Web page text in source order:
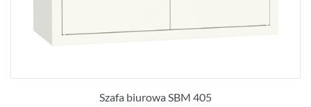
Szafa biurowa SBM 405